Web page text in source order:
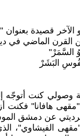
القرن الماضي في
السَّمَرْ"
البَشَرْ
كنت أتوجّه
سرديتي عن دمشق